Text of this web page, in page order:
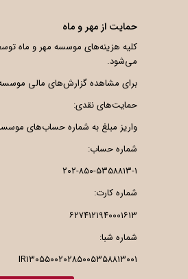
حمایت از مهر و ماه
کلیه هزینه‌های موسسه مهر و ماه
می‌شود.
برای مشاهده گزارش‌های مالی
حمایت‌های نقدی:
واریز مبلغ به شماره حساب‌های
شماره حساب:
۲۰۲-۸۵۰-۵۳۵۸۸۱۳-۱
شماره کارت:
۶۲۷۴۱۲۱۹۴۰۰۰۱۶۱۳
شماره شبا:
IR۱۳۰۵۵۰۰۲۰۲۸۵۰۰۵۳۵۸۸۱۳۰۰۱